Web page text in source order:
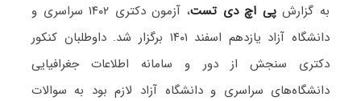
به گزارشپی اچ دی تست
، آزمون دکتری ۱۴۰۲ سراسری و
دانشگاه آزاد یازدهم اسفند ۱۴۰۱ برگزار شد. داوطلبان کنکور
دکتری سنجش از دور و سامانه اطلاعات جغرافیایی
دانشگاه‌های سراسری و دانشگاه آزاد لازم بود به سوالات